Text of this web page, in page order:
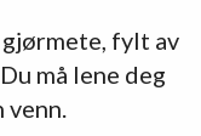
fylt av
må lene deg